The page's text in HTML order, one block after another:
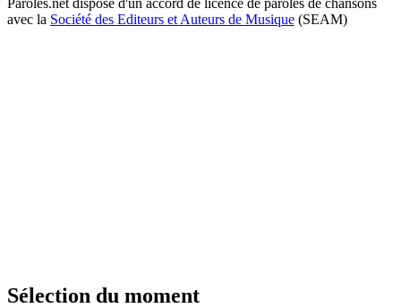
avec la Société des Editeurs et Auteurs de Musique (SEAM)
Sélection du moment